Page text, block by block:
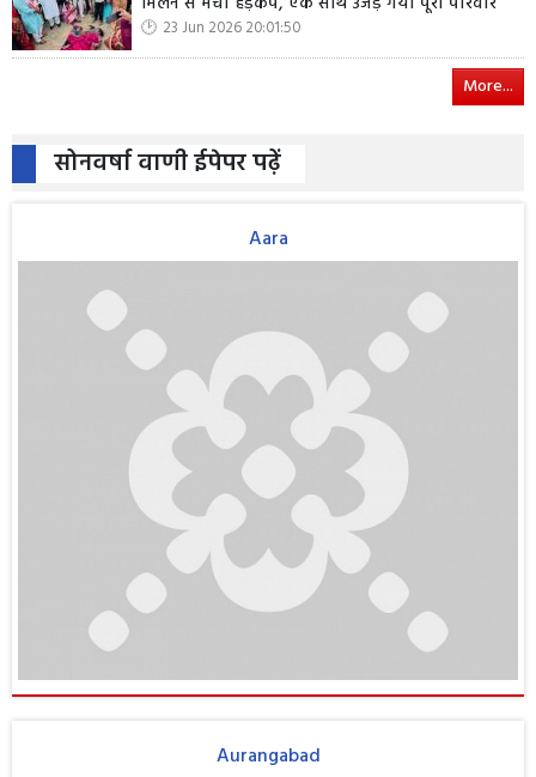
23 Jun 2026 20:01:50
More...
सोनवर्षा वाणी ईपेपर पढ़ें
Aara
Aurangabad